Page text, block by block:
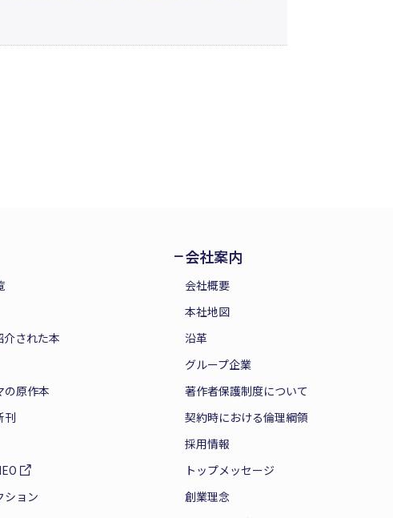
着駅へ向かう頃。さて、いまの車窓から見
介された本
の原作本
刊
ション
会社案内
会社概要
本社地図
沿革
グループ企業
著作者保護制度について
契約時における倫理綱領
採用情報
トップメッセージ
創業理念